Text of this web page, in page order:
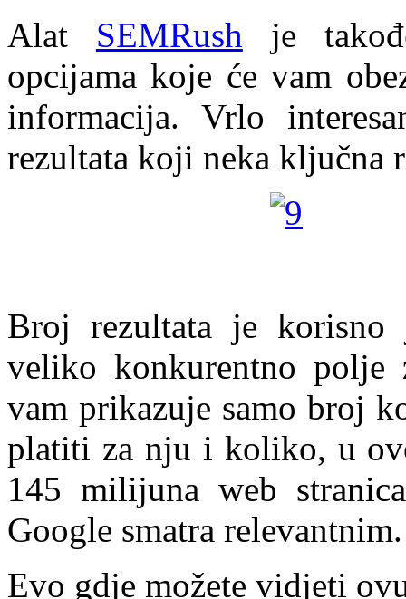
Alat SEMRush je
opcijama koje će vam
informacija. Vrlo
rezultata koji neka ključna
Broj rezultata je
veliko konkurentno
vam prikazuje samo broj
platiti za nju i koliko, u
145 milijuna web
Google smatra relevantnim.
Evo gdje možete vidjeti